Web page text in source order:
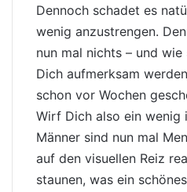
Dennoch schadet es
wenig anzustrengen.
nun mal nichts – und
Dich aufmerksam
schon vor Wochen
Wirf Dich also ein wenig
Männer sind nun mal
auf den visuellen Reiz
staunen, was ein